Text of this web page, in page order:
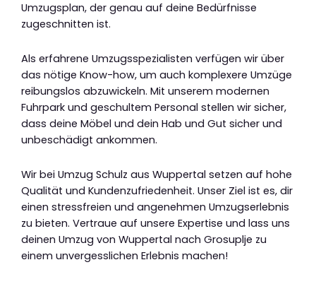
Umzugsplan, der genau auf deine Bedürfnisse
zugeschnitten ist.
Als erfahrene Umzugsspezialisten verfügen wir über
das nötige Know-how, um auch komplexere Umzüge
reibungslos abzuwickeln. Mit unserem modernen
Fuhrpark und geschultem Personal stellen wir sicher,
dass deine Möbel und dein Hab und Gut sicher und
unbeschädigt ankommen.
Wir bei Umzug Schulz aus Wuppertal setzen auf hohe
Qualität und Kundenzufriedenheit. Unser Ziel ist es, dir
einen stressfreien und angenehmen Umzugserlebnis
zu bieten. Vertraue auf unsere Expertise und lass uns
deinen Umzug von Wuppertal nach Grosuplje zu
einem unvergesslichen Erlebnis machen!